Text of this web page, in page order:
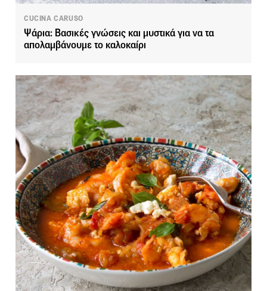
CUCINA CARUSO
Ψάρια: Βασικές γνώσεις και μυστικά για να τα
απολαμβάνουμε το καλοκαίρι